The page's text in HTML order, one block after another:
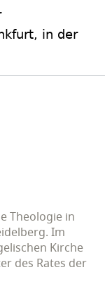
in der
Theologie in
Im
Kirche
des Rates der